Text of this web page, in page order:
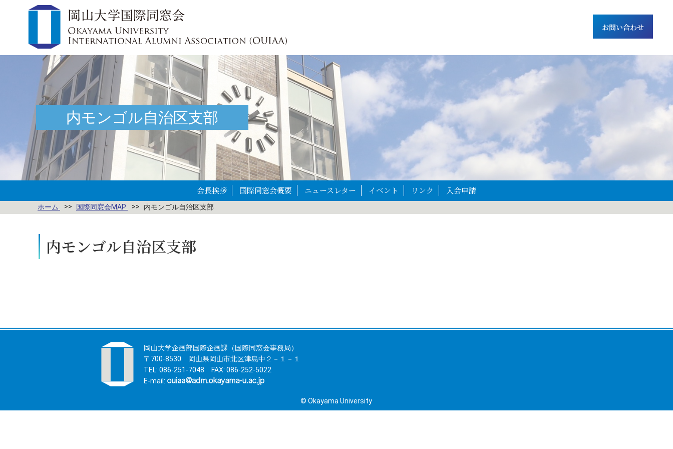
お問い合わせ
内モンゴル自治区支部
会長挨拶 国際同窓会概要 ニュースレター イベント リンク 入会申請
ホーム 国際同窓会MAP 内モンゴル自治区支部
内モンゴル自治区支部
岡山大学企画部国際企画課（国際同窓会事務局）
〒700-8530 岡山県岡山市北区津島中２－１－１
TEL: 086-251-7048 FAX: 086-252-5022
E-mail:
© Okayama University